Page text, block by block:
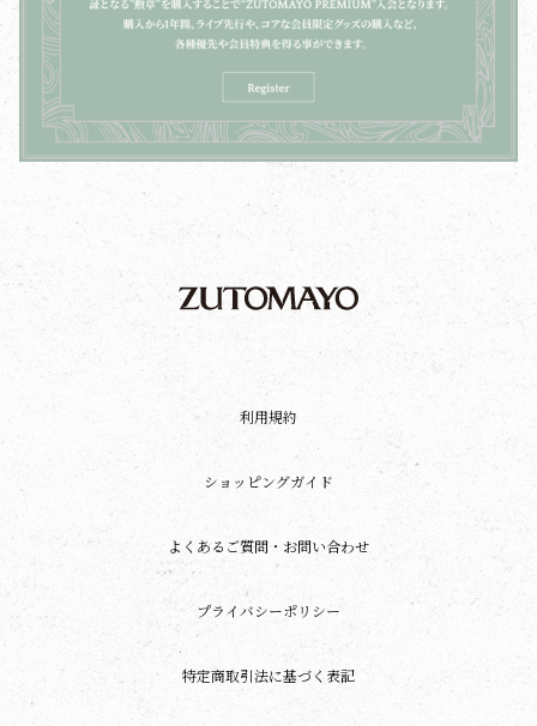
利用規約
ショッピングガイド
よくあるご質問・お問い合わせ
プライバシーポリシー
特定商取引法に基づく表記